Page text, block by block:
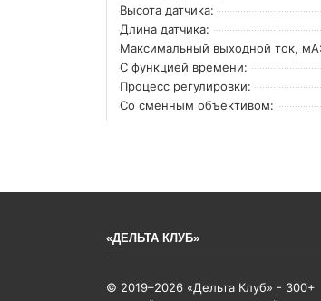
Высота датчика:
Длина датчика:
Максимальный выходной ток, мА:
С функцией времени:
Процесс регулировки:
Со сменным объективом:
«ДЕЛЬТА КЛУБ»
© 2019–2026 «Дельта Клуб» - 300+